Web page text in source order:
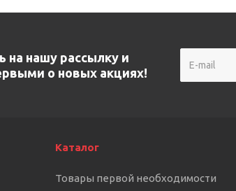
на нашу рассылку и
о новых акциях!
Каталог
Товары первой необходимости